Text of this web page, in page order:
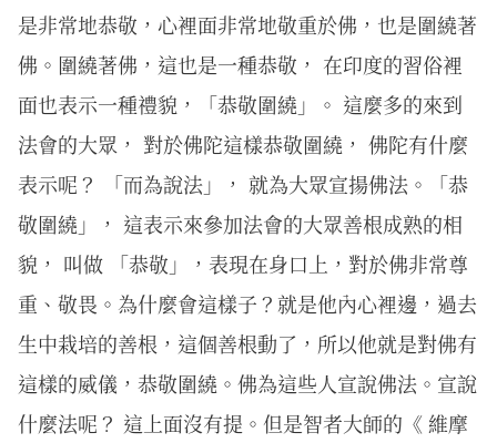
是非常地恭敬，心裡面非常地敬重於佛，也是圍繞著
佛。圍繞著佛，這也是一種恭敬， 在印度的習俗裡
面也表示一種禮貌，「恭敬圍繞」。 這麼多的來到
法會的大眾， 對於佛陀這樣恭敬圍繞， 佛陀有什麼
表示呢？ 「而為說法」， 就為大眾宣揚佛法。「恭
敬圍繞」， 這表示來參加法會的大眾善根成熟的相
貌， 叫做 「恭敬」，表現在身口上，對於佛非常尊
重、敬畏。為什麼會這樣子？就是他內心裡邊，過去
生中栽培的善根，這個善根動了，所以他就是對佛有
這樣的威儀，恭敬圍繞。佛為這些人宣說佛法。宣說
什麼法呢？ 這上面沒有提。但是智者大師的《 維摩